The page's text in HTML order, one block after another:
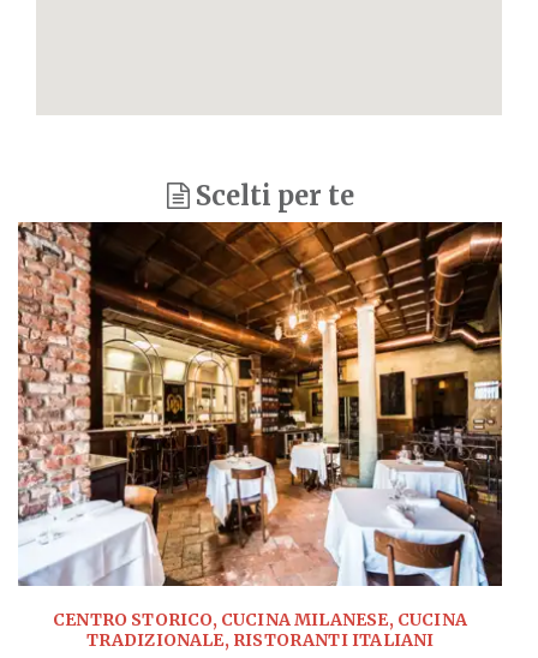
Scelti per te
CENTRO STORICO, CUCINA MILANESE, CUCINA
TRADIZIONALE, RISTORANTI ITALIANI